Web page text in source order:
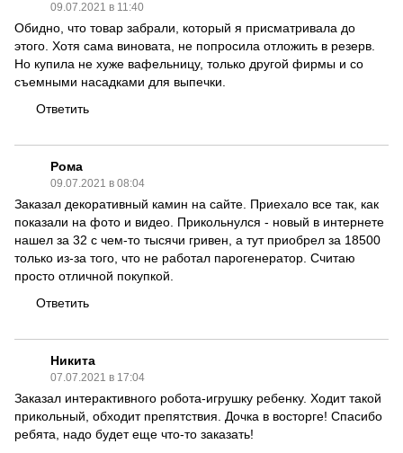
09.07.2021 в 11:40
Обидно, что товар забрали, который я присматривала до
этого. Хотя сама виновата, не попросила отложить в резерв.
Но купила не хуже вафельницу, только другой фирмы и со
съемными насадками для выпечки.
Ответить
Рома
09.07.2021 в 08:04
Заказал декоративный камин на сайте. Приехало все так, как
показали на фото и видео. Прикольнулся - новый в интернете
нашел за 32 с чем-то тысячи гривен, а тут приобрел за 18500
только из-за того, что не работал парогенератор. Считаю
просто отличной покупкой.
Ответить
Никита
07.07.2021 в 17:04
Заказал интерактивного робота-игрушку ребенку. Ходит такой
прикольный, обходит препятствия. Дочка в восторге! Спасибо
ребята, надо будет еще что-то заказать!